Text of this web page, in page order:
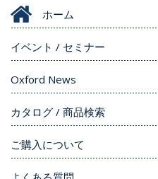
ホーム
イベント / セミナー
Oxford News
カタログ / 商品検索
ご購入について